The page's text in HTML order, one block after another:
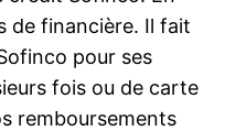
de financière. Il fait
pour ses
fois ou de carte
remboursements